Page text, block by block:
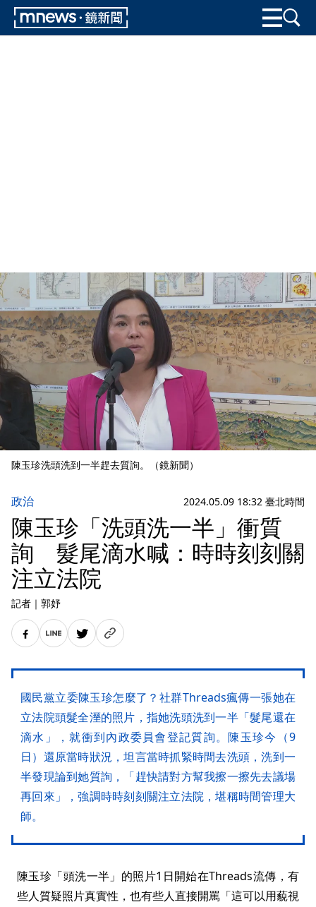
陳玉珍洗頭洗到一半趕去質詢。（鏡新聞）
政治 2024.05.09 18:32 臺北時間
陳玉珍「洗頭洗一半」衝質
詢 髮尾滴水喊：時時刻刻關
注立法院
記者 ｜ 郭妤
國民黨立委陳玉珍怎麼了？社群Threads瘋傳一張她在
立法院頭髮全溼的照片，指她洗頭洗到一半「髮尾還在
滴水」，就衝到內政委員會登記質詢。陳玉珍今（9
日）還原當時狀況，坦言當時抓緊時間去洗頭，洗到一
半發現論到她質詢，「趕快請對方幫我擦一擦先去議場
再回來」，強調時時刻刻關注立法院，堪稱時間管理大
師。
陳玉珍「頭洗一半」的照片1日開始在Threads流傳，有
些人質疑照片真實性，也有些人直接開罵「這可以用藐視